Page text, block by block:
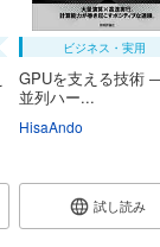
ビジネス・実用
GPUを支える技術
並列ハー...
HisaAndo
試し読み